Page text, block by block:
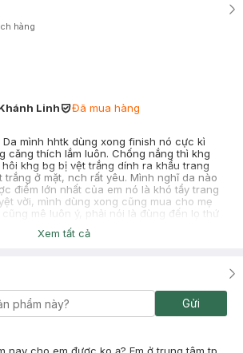
hàng
Linh
Đã mua hàng
mình hhtk dùng xong finish nó cực kì
căng thích lắm luôn. Chống nắng thì khg
khg bg bị vệt trắng dính ra khẩu trang
trắng ở mặt, nch rất yêu. Mình nghĩ da nào
điểm lớn nhất của em nó là khó tẩy trang
vời, mình dùng xong cũng mua cho mẹ
mê luôn ý, phải nói là đùng đến lọ thứ
Sự hài lòng của khách hàng là động lực to
đã tin tưởng và mua sắm tại Hasaki!
Xem tất cả
Gửi